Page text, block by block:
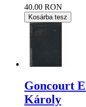
40.00 RON
Kosárba tesz
Goncourt
Károly